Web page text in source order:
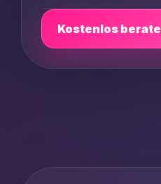
Kostenlos